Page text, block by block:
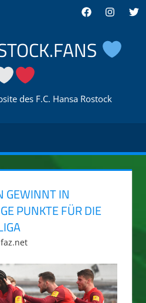
Facebook
des F.C. Hansa Rostock
GEWINNT IN
PUNKTE FÜR DIE
integromat
faz.net